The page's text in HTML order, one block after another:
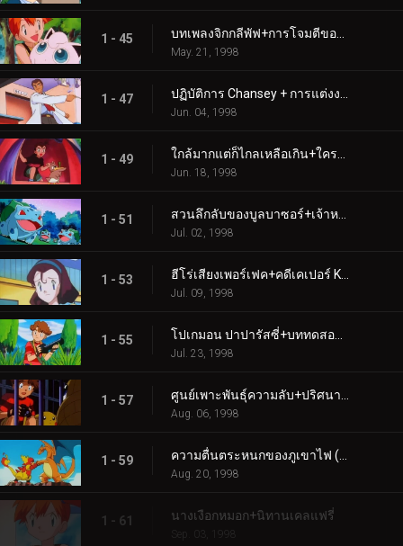
1 - 45
May. 21, 1998
1 - 47
Jun. 04, 1998
1 - 49
Jun. 18, 1998
1 - 51
Jul. 02, 1998
1 - 53
Jul. 09, 1998
1 - 55
Jul. 23, 1998
1 - 57
Aug. 06, 1998
1 - 59
Aug. 20, 1998
1 - 61 นางเงือกหมอก+นิทานเคลแฟรี่
Sep. 03, 1998